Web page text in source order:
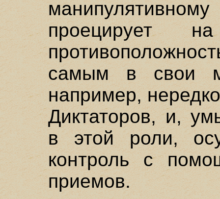
проецирует
самым в свои
например,
Диктаторов, и,
в этой роли,
контроль с
приемов.